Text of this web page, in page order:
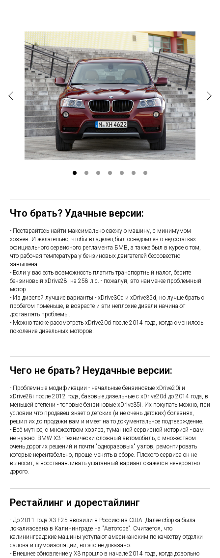
Что брать? Удачные версии:
- Постарайтесь найти максимально свежую машину, с минимумом
хозяев. И желательно, чтобы владелец был осведомлён о недостатках
официального сервисного регламента БМВ, а также был в курсе о том,
что рабочая температура у бензиновых двигателей бессовестно
завышена.
- Если у вас есть возможность платить транспортный налог, берите
бензиновый xDrive28i на 258 л.с. - пожалуй, это наименее проблемный
мотор.
- Из дизелей лучшие варианты - xDrive30d и xDrive35d, но лучше брать с
пробегом поменьше, в возрасте и эти неплохие дизели начинают
доставлять проблемы.
- Можно также рассмотреть xDrive20d после 2014 года, когда сменилось
поколение дизельных моторов.
Чего не брать? Неудачные версии:
- Проблемные модификации - начальные бензиновые xDrive20i и
xDrive28i после 2012 года, базовые дизельные с xDrive20d до 2014 года, в
меньшей степени - топовые бензиновые xDrive35i. Их покупать можно, при
условии что продавец знает о детских (и не очень детских) болезнях,
решил их до продажи вам и имеет на то документальное подтверждение.
- Всё мутное, с множеством хозяев, туманной сервисной историей - вам
не нужно. BMW X3 - технически сложный автомобиль, с множеством
очень дорогих решений и почти "одноразовых" узлов, ремонтировать
которые нерентабельно, проще менять в сборе. Плохого сервиса он не
выносит, а восстанавливать ушатанный вариант окажется невероятно
дорого.
Рестайлинг и дорестайлинг
- До 2011 года X3 F25 ввозили в Россию из США. Далее сборка была
локализована в Калининграде на "Автоторе". Считается, что
калининградские машины уступают американским по качеству отделки
салона и шумоизоляции, но это не доказано.
- Внешнее обновление у Х3 прошло в начале 2014 года, когда довольно